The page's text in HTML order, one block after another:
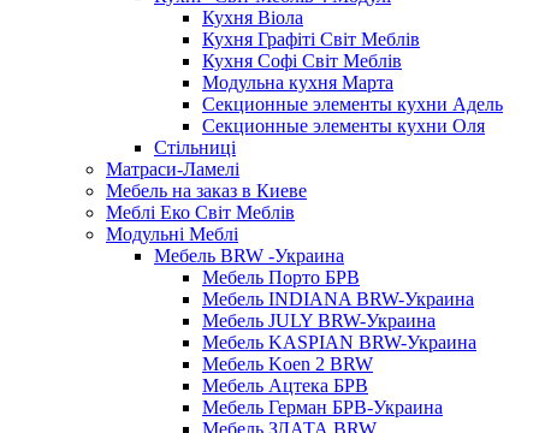
Кухня Віола
Кухня Графіті Світ Меблів
Кухня Софі Світ Меблів
Модульна кухня Марта
Секционные элементы кухни Адель
Секционные элементы кухни Оля
Стільниці
Матраси-Ламелі
Мебель на заказ в Киеве
Меблі Еко Світ Меблів
Модульні Меблі
Мебель BRW -Украина
Мебель Порто БРВ
Мебель INDIANA BRW-Украина
Мебель JULY BRW-Украина
Мебель KASPIAN BRW-Украина
Мебель Koen 2 BRW
Мебель Ацтека БРВ
Мебель Герман БРВ-Украина